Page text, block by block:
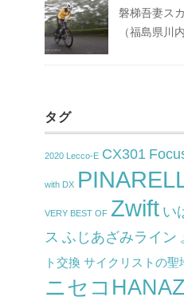
磐梯吾妻ス
（福島県川
タグ
2020 Lecco-E CX301
with DX
VERY BEST OF Zwift い
ス ふじあざみライン
ト交換 サイクリストの聖
ニセコ